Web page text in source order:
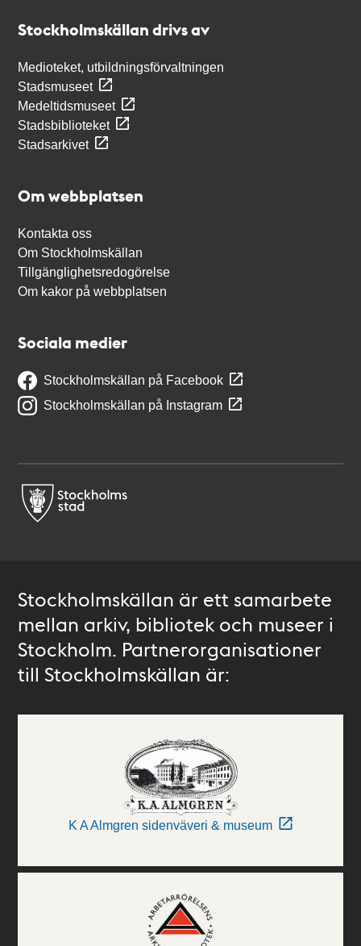
Stockholmskällan drivs av
Medioteket, utbildningsförvaltningen
Stadsmuseet
Medeltidsmuseet
Stadsbiblioteket
Stadsarkivet
Om webbplatsen
Kontakta oss
Om Stockholmskällan
Tillgänglighetsredogörelse
Om kakor på webbplatsen
Sociala medier
Stockholmskällan på Facebook
Stockholmskällan på Instagram
Stockholmskällan är ett samarbete
mellan arkiv, bibliotek och museer i
Stockholm. Partnerorganisationer
till Stockholmskällan är:
K A Almgren sidenväveri & museum